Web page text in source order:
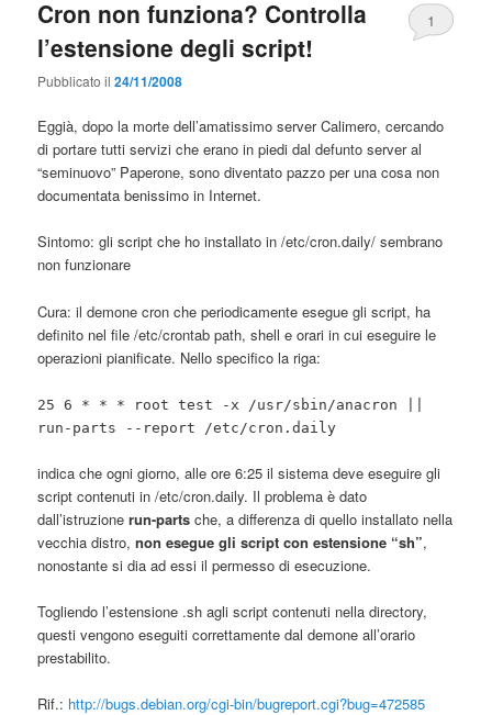
Cron non funziona? Controlla
l’estensione degli script!
Pubblicato il24/11/2008
1
Eggià, dopo la morte dell’amatissimo server Calimero, cercando
di portare tutti servizi che erano in piedi dal defunto server al
“seminuovo” Paperone, sono diventato pazzo per una cosa non
documentata benissimo in Internet.
Sintomo: gli script che ho installato in /etc/cron.daily/ sembrano
non funzionare
Cura: il demone cron che periodicamente esegue gli script, ha
definito nel file /etc/crontab path, shell e orari in cui eseguire le
operazioni pianificate. Nello specifico la riga:
25 6 * * * root test -x /usr/sbin/anacron ||
run-parts --report /etc/cron.daily
indica che ogni giorno, alle ore 6:25 il sistema deve eseguire gli
script contenuti in /etc/cron.daily. Il problema è dato
dall’istruzionerun-parts che, a differenza di quello installato nella
vecchia distro,non esegue gli script con estensione “sh”,
nonostante si dia ad essi il permesso di esecuzione.
Togliendo l’estensione .sh agli script contenuti nella directory,
questi vengono eseguiti correttamente dal demone all’orario
prestabilito.
Rif.: http://bugs.debian.org/cgi-bin/bugreport.cgi?bug=472585